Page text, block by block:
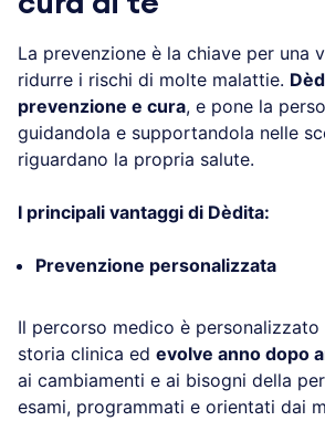
La prevenzione è la chiave per una
ridurre i rischi di molte malattie.
prevenzione e cura, e pone la
guidandola e supportandola nelle
riguardano la propria salute.
I principali vantaggi di Dèdita:
Prevenzione personalizzata
Il percorso medico è personalizzato
storia clinica ed evolve anno dopo
ai cambiamenti e ai bisogni della
esami, programmati e orientati dai